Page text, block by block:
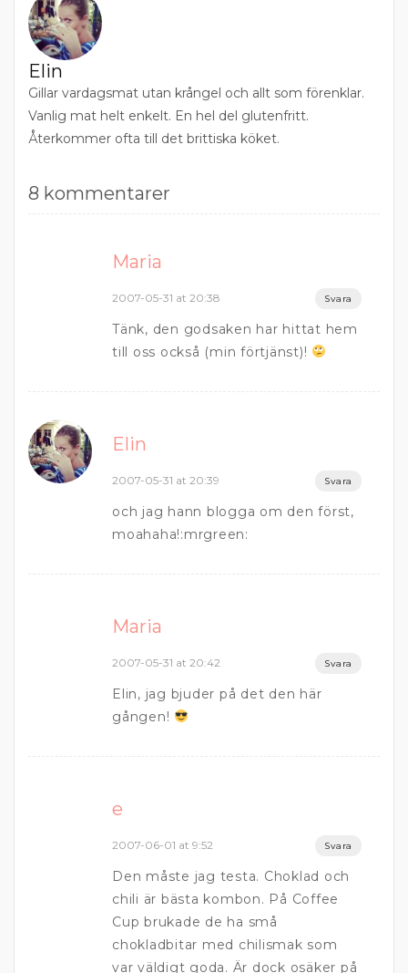
Elin
Gillar vardagsmat utan krångel och allt som förenklar.
Vanlig mat helt enkelt. En hel del glutenfritt.
Återkommer ofta till det brittiska köket.
8 kommentarer
Maria
2007-05-31 at 20:38 Svara
Tänk, den godsaken har hittat hem
till oss också (min förtjänst)!
Elin
2007-05-31 at 20:39 Svara
och jag hann blogga om den först,
moahaha!:mrgreen:
Maria
2007-05-31 at 20:42 Svara
Elin, jag bjuder på det den här
gången!
e
2007-06-01 at 9:52 Svara
Den måste jag testa. Choklad och
chili är bästa kombon. På Coffee
Cup brukade de ha små
chokladbitar med chilismak som
var väldigt goda. Är dock osäker på